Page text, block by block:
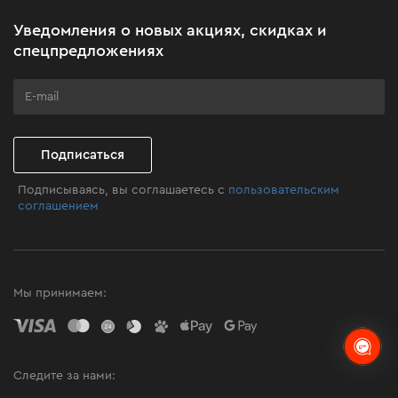
Клуб мастерства
Уведомления о новых акциях, скидках и
спецпредложениях
Подписаться
Подписываясь, вы соглашаетесь с пользовательским
соглашением
Мы принимаем:
Следите за нами: